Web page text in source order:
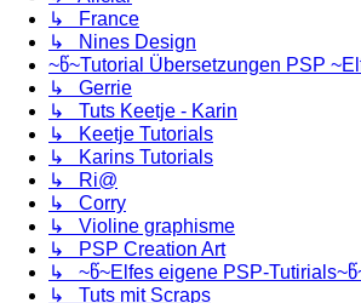
↳ France
↳ Nines Design
~წ~Tutorial Übersetzungen PSP
↳ Gerrie
↳ Tuts Keetje - Karin
↳ Keetje Tutorials
↳ Karins Tutorials
↳ Ri@
↳ Corry
↳ Violine graphisme
↳ PSP Creation Art
↳ ~წ~Elfes eigene PSP-
↳ Tuts mit Scraps